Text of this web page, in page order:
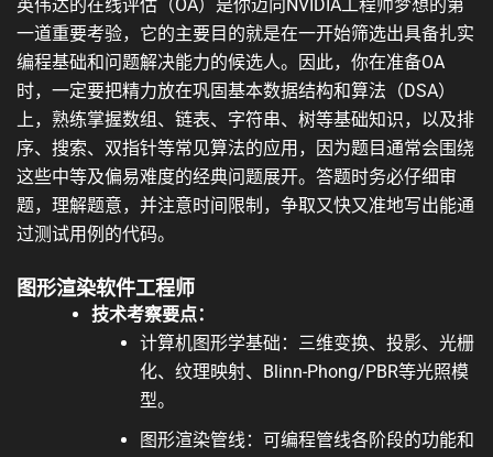
英伟达的在线评估（OA）是你迈向NVIDIA工程师梦想的第
一道重要考验，它的主要目的就是在一开始筛选出具备扎实
编程基础和问题解决能力的候选人。因此，你在准备OA
时，一定要把精力放在巩固基本数据结构和算法（DSA）
上，熟练掌握数组、链表、字符串、树等基础知识，以及排
序、搜索、双指针等常见算法的应用，因为题目通常会围绕
这些中等及偏易难度的经典问题展开。答题时务必仔细审
题，理解题意，并注意时间限制，争取又快又准地写出能通
过测试用例的代码。
图形渲染软件工程师
技术考察要点：
计算机图形学基础：三维变换、投影、光栅
化、纹理映射、Blinn-Phong/PBR等光照模
型。
图形渲染管线：可编程管线各阶段的功能和